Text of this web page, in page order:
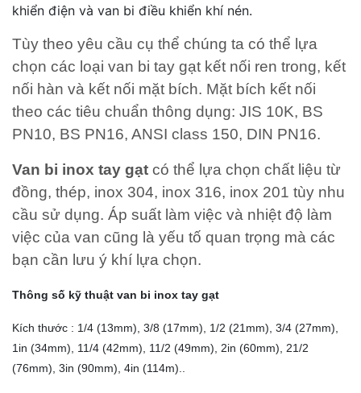
khiển điện và van bi điều khiển khí nén.
Tùy theo yêu cầu cụ thể chúng ta có thể lựa
chọn các loại van bi tay gạt kết nối ren trong, kết
nối hàn và kết nối mặt bích. Mặt bích kết nối
theo các tiêu chuẩn thông dụng: JIS 10K, BS
PN10, BS PN16, ANSI class 150, DIN PN16.
Van bi inox tay gạt có thể lựa chọn chất liệu từ
đồng, thép, inox 304, inox 316, inox 201 tùy nhu
cầu sử dụng. Áp suất làm việc và nhiệt độ làm
việc của van cũng là yếu tố quan trọng mà các
bạn cần lưu ý khí lựa chọn.
Thông số kỹ thuật van bi inox tay gạt
Kích thước : 1/4 (13mm), 3/8 (17mm), 1/2 (21mm), 3/4 (27mm),
1in (34mm), 11/4 (42mm), 11/2 (49mm), 2in (60mm), 21/2
(76mm), 3in (90mm), 4in (114m)..